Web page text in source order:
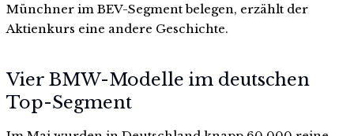
Münchner im BEV-Segment belegen, erzählt der
Aktienkurs eine andere Geschichte.
Vier BMW-Modelle im deutschen
Top-Segment